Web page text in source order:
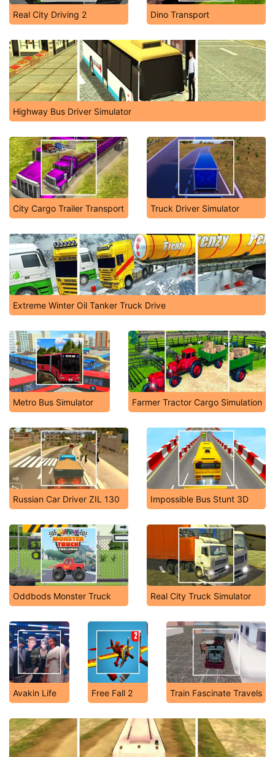
Real City Driving 2 Dino Transport
Highway Bus Driver Simulator
City Cargo Trailer Transport Truck Driver Simulator
Extreme Winter Oil Tanker Truck Drive
Metro Bus Simulator Farmer Tractor Cargo Simulation
Russian Car Driver ZIL 130 Impossible Bus Stunt 3D
Oddbods Monster Truck Real City Truck Simulator
Avakin Life Free Fall 2 Train Fascinate Travels